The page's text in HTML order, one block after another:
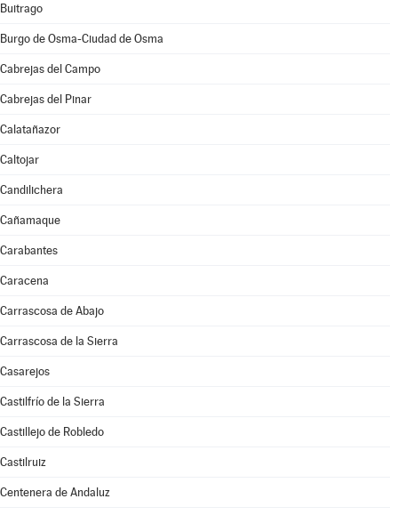
Buitrago
Burgo de Osma-Ciudad de Osma
Cabrejas del Campo
Cabrejas del Pinar
Calatañazor
Caltojar
Candilichera
Cañamaque
Carabantes
Caracena
Carrascosa de Abajo
Carrascosa de la Sierra
Casarejos
Castilfrío de la Sierra
Castillejo de Robledo
Castilruiz
Centenera de Andaluz